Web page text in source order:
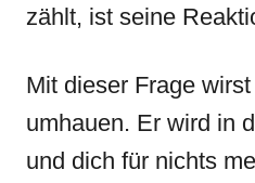
zählt, ist seine
Mit dieser Frage
umhauen. Er wird in
und dich für nichts